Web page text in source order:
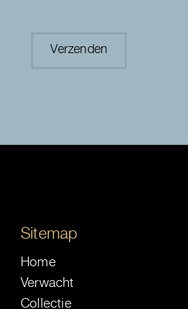
Sitemap
Home
Verwacht
Collectie